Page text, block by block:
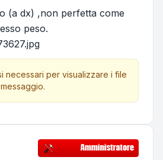
(a dx) ,non perfetta come
peso.
necessari per visualizzare i file